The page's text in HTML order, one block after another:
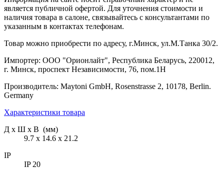
является публичной офертой. Для уточнения стоимости и
наличия товара в салоне, связывайтесь с консультантами по
указанным в контактах телефонам.
Товар можно приобрести по адресу, г.Минск, ул.М.Танка 30/2.
Импортер: ООО "Орионлайт", Республика Беларусь, 220012,
г. Минск, проспект Независимости, 76, пом.1Н
Производитель: Maytoni GmbH, Rosenstrasse 2, 10178, Berlin.
Germany
Характеристики товара
Д х Ш х В (мм)
9.7 х 14.6 х 21.2
IP
IP 20